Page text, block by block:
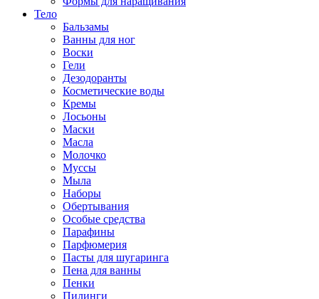
Тело
Бальзамы
Ванны для ног
Воски
Гели
Дезодоранты
Косметические воды
Кремы
Лосьоны
Маски
Масла
Молочко
Муссы
Мыла
Наборы
Обертывания
Особые средства
Парафины
Парфюмерия
Пасты для шугаринга
Пена для ванны
Пенки
Пилинги